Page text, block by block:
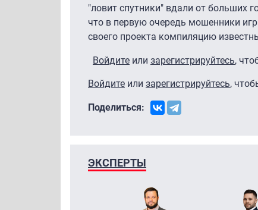
"ловит спутники" вдали от больших
что в первую очередь мошенники
своего проекта компиляцию
Войдите или зарегистрируйтесь,
Войдите или зарегистрируйтесь,
Поделиться:
ЭКСПЕРТЫ